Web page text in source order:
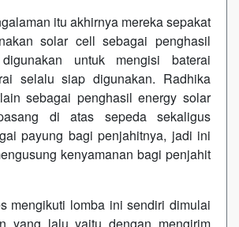
itu akhirnya mereka sepakat
solar cell sebagai penghasil
untuk mengisi baterai
selalu siap digunakan. Radhika
sebagai penghasil energy solar
di atas sepeda sekaligus
payung bagi penjahitnya, jadi ini
kenyamanan bagi penjahit
lomba ini sendiri dimulai